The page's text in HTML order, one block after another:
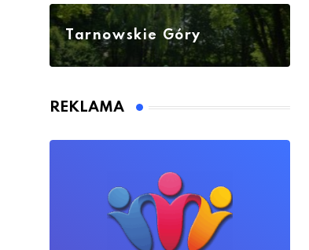
Tarnowskie Góry
REKLAMA